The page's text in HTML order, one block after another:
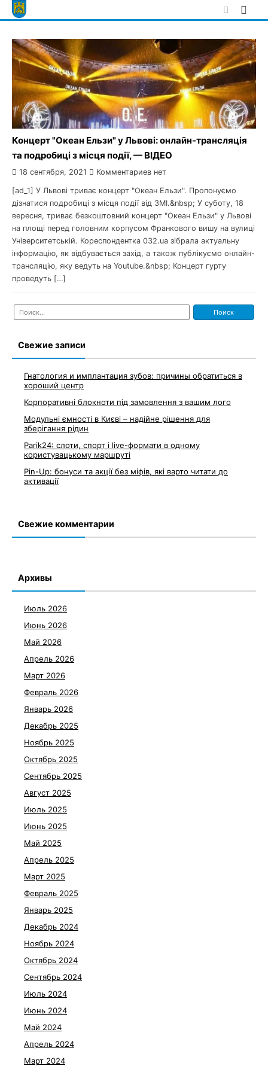
Skip
to
Концерт "Океан Ельзи" у Львові: онлайн-трансляція
та подробиці з місця події, — ВІДЕО
18 сентября, 2021 Комментариев нет
[ad_1] У Львові триває концерт "Океан Ельзи". Пропонуємо
дізнатися подробиці з місця події від ЗМІ.&nbsp; У суботу, 18
вересня, триває безкоштовний концерт "Океан Ельзи" у Львові
на площі перед головним корпусом Франкового вишу на вулиці
Університетській. Кореспондентка 032.ua зібрала актуальну
інформацію, як відбувається захід, а також публікуємо онлайн-
трансляцію, яку ведуть на Youtube.&nbsp; Концерт гурту
проведуть […]
Найти:
Свежие записи
Гнатология и имплантация зубов: причины обратиться в
хороший центр
Корпоративні блокноти під замовлення з вашим лого
Модульні ємності в Києві – надійне рішення для
зберігання рідин
Parik24: слоти, спорт і live-формати в одному
користувацькому маршруті
Pin-Up: бонуси та акції без міфів, які варто читати до
активації
Свежие комментарии
Архивы
Июль 2026
Июнь 2026
Май 2026
Апрель 2026
Март 2026
Февраль 2026
Январь 2026
Декабрь 2025
Ноябрь 2025
Октябрь 2025
Сентябрь 2025
Август 2025
Июль 2025
Июнь 2025
Май 2025
Апрель 2025
Март 2025
Февраль 2025
Январь 2025
Декабрь 2024
Ноябрь 2024
Октябрь 2024
Сентябрь 2024
Июль 2024
Июнь 2024
Май 2024
Апрель 2024
Март 2024